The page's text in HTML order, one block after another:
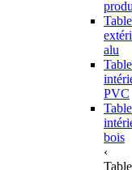
alu
PVC
bois
‹